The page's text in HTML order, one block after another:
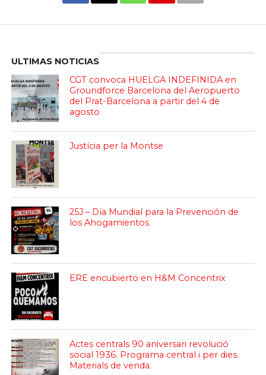
ULTIMAS NOTICIAS
CGT convoca HUELGA INDEFINIDA en
Groundforce Barcelona del Aeropuerto
del Prat-Barcelona a partir del 4 de
agosto
Justícia per la Montse
25J – Día Mundial para la Prevención de
los Ahogamientos
ERE encubierto en H&M Concentrix
Actes centrals 90 aniversari revolució
social 1936. Programa central i per dies.
Materials de venda.